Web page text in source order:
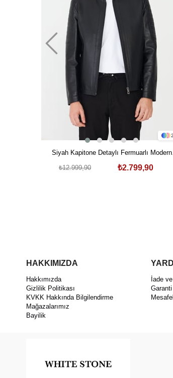
2
Siyah Kapitone Detaylı Fermuarlı Modern
Hakiki Deri Ceket
₺2.799,90
₺12.999,90
HAKKIMIZDA
Hakkımızda
Gizlilik Politikası
KVKK Hakkında Bilgilendirme
Mağazalarımız
Bayilik
İade